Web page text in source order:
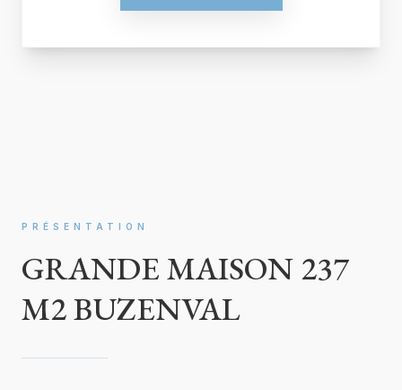
PRÉSENTATION
GRANDE MAISON 237
M2 BUZENVAL